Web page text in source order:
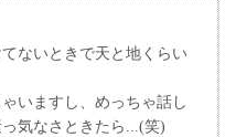
ないときで天と地くらい
いますし、めっちゃ話し
気なさときたら...(笑)